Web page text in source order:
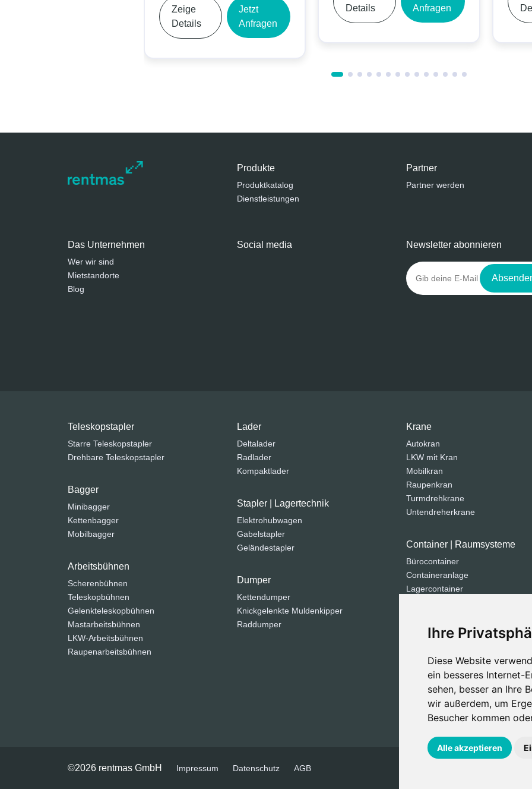
Ihre
Diese Website
ein besseres Internet-
sehen, besser an Ihre
wir außerdem, um
Besucher kommen
Alle akzeptieren
Zeige
Details
Jetzt
Anfragen
Details
Anfragen
Produkte
Produktkatalog
Dienstleistungen
Partner
Partner werden
Das Unternehmen
Wer wir sind
Mietstandorte
Blog
Social media Newsletter abonnieren
Teleskopstapler
Starre Teleskopstapler
Drehbare Teleskopstapler
Bagger
Minibagger
Kettenbagger
Mobilbagger
Arbeitsbühnen
Scherenbühnen
Teleskopbühnen
Gelenkteleskopbühnen
Mastarbeitsbühnen
LKW-Arbeitsbühnen
Raupenarbeitsbühnen
Lader
Deltalader
Radlader
Kompaktlader
Stapler | Lagertechnik
Elektrohubwagen
Gabelstapler
Geländestapler
Dumper
Kettendumper
Knickgelenkte Muldenkipper
Raddumper
Krane
Autokran
LKW mit Kran
Mobilkran
Raupenkran
Turmdrehkrane
Untendreherkrane
Container | Raumsysteme
Bürocontainer
Containeranlage
Lagercontainer
Generatoren
Kompressoren
Lichtmasten
©2026 rentmas GmbH Impressum Datenschutz AGB